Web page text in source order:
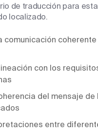
de traducción para
localizado.
comunicación
con los
del mensaje de
entre